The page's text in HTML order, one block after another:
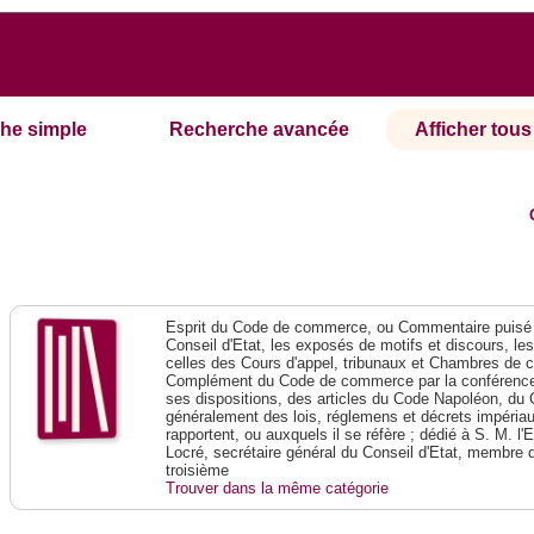
simple Recherche avancée Afficher
Esprit du Code de commerce, ou Commentaire
Conseil d'Etat, les exposés de motifs et discours,
celles des Cours d'appel, tribunaux et Chambres de
Complément du Code de commerce par la
ses dispositions, des articles du Code Napoléon, du
généralement des lois, réglemens et décrets
rapportent, ou auxquels il se réfère ; dédié à S. M.
Locré, secrétaire général du Conseil d'Etat, membre
troisième
Trouver dans la même catégorie